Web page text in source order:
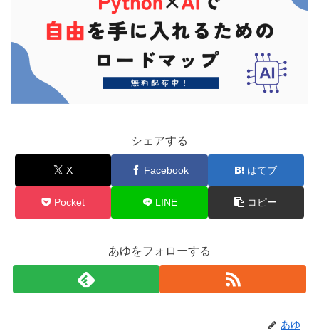
シェアする
X Facebook はてブ
Pocket LINE コピー
あゆをフォローする
あゆ